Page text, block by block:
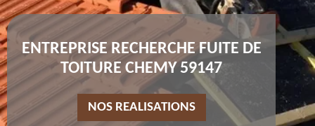
ENTREPRISE RECHERCHE FUITE DE
TOITURE CHEMY 59147
NOS REALISATIONS